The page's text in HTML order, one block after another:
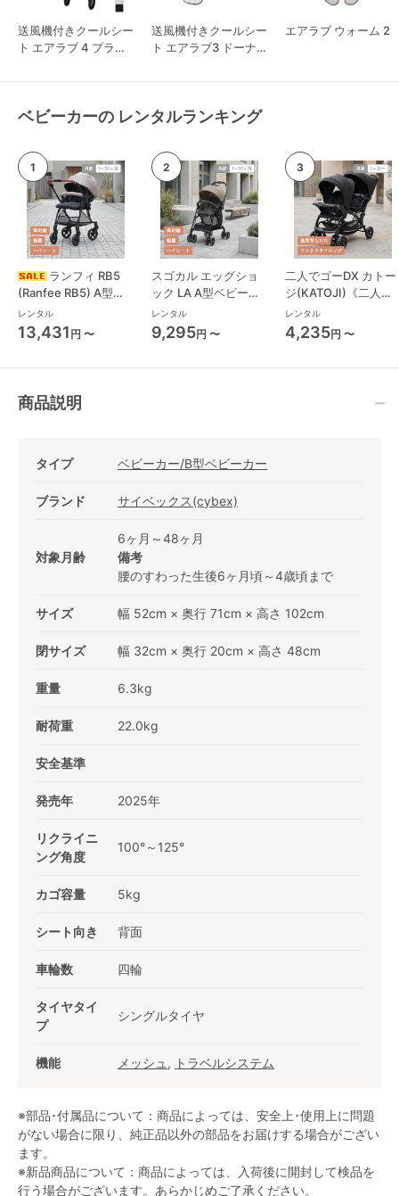
送風機付きクールシー
ト エアラブ 4 プラス
送風機付きクールシー
ト エアラブ3 ドーナ
エアラブ ウォーム 2
ベビーカーの レンタルランキング
ランフィ RB5
(Ranfee RB5) A型ベ
ビーカー ピジョン
(pigeon)
レンタル
13,431 円 〜
スゴカル エッグショ
ック LA A型ベビーカ
ー コンビ(Combi)
レンタル
9,295円 〜
二人でゴーDX カトー
ジ(KATOJI)《二人乗
り》 二人乗り/双子用
ベビーカー
レンタル
4,235円 〜
商品説明
タイプ ベビーカー/B型ベビーカー
ブランド サイベックス(cybex)
対象月齢
6ヶ月～48ヶ月
備考
腰のすわった生後6ヶ月頃～4歳頃まで
サイズ 幅 52cm × 奥行 71cm × 高さ 102cm
閉サイズ 幅 32cm × 奥行 20cm × 高さ 48cm
重量 6.3kg
耐荷重 22.0kg
安全基準
発売年 2025年
リクライニ
ング角度
100°～125°
カゴ容量 5kg
シート向き 背面
車輪数 四輪
タイヤタイ
プ
シングルタイヤ
機能 メッシュ , トラベルシステム
※部品･付属品について：商品によっては、安全上･使用上に問題
がない場合に限り、純正品以外の部品をお届けする場合がござい
ます。
※新品商品について：商品によっては、入荷後に開封して検品を
行う場合がございます。あらかじめご了承ください。